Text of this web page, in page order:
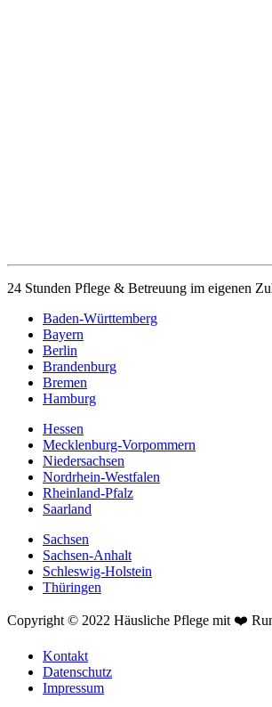
24 Stunden Pflege & Betreuung im eigenen
Baden-Württemberg
Bayern
Berlin
Brandenburg
Bremen
Hamburg
Hessen
Mecklenburg-Vorpommern
Niedersachsen
Nordrhein-Westfalen
Rheinland-Pfalz
Saarland
Sachsen
Sachsen-Anhalt
Schleswig-Holstein
Thüringen
Copyright © 2022 Häusliche Pflege mit ❤️
Kontakt
Datenschutz
Impressum